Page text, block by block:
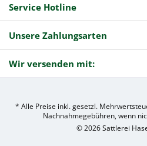
Service Hotline
Unsere Zahlungsarten
Wir versenden mit:
* Alle Preise inkl. gesetzl.
Nachnahmegebühren, wenn
© 2026 Sattlerei